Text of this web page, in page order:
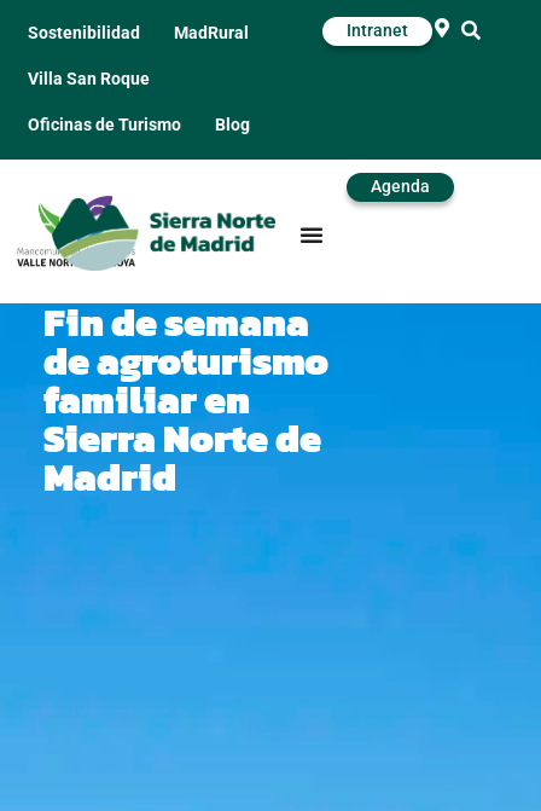
Sostenibilidad MadRural
Villa San Roque
Oficinas de Turismo Blog
Intranet
Agenda
Fin de semana
de agroturismo
familiar en
Sierra Norte de
Madrid